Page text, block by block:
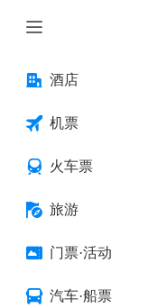
酒店
机票
火车票
旅游
门票·活动
汽车·船票